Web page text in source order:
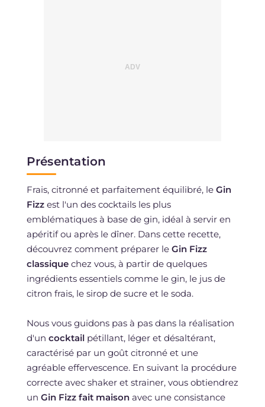
Présentation
Frais, citronné et parfaitement équilibré, le Gin
Fizzest l'un des cocktails les plus
emblématiques à base de gin, idéal à servir en
apéritif ou après le dîner. Dans cette recette,
découvrez comment préparer le Gin Fizz
classiquechez vous, à partir de quelques
ingrédients essentiels comme le gin, le jus de
citron frais, le sirop de sucre et le soda.
Nous vous guidons pas à pas dans la réalisation
d'un cocktailpétillant, léger et désaltérant,
caractérisé par un goût citronné et une
agréable effervescence. En suivant la procédure
correcte avec shaker et strainer, vous obtiendrez
un Gin Fizz fait maisonavec une consistance